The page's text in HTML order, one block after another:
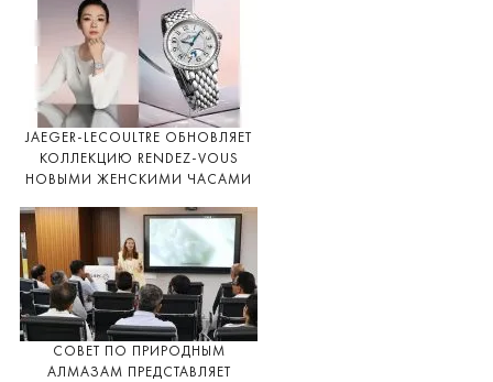
JAEGER-LECOULTRE ОБНОВЛЯЕТ
КОЛЛЕКЦИЮ RENDEZ-VOUS
НОВЫМИ ЖЕНСКИМИ ЧАСАМИ
СОВЕТ ПО ПРИРОДНЫМ
АЛМАЗАМ ПРЕДСТАВЛЯЕТ